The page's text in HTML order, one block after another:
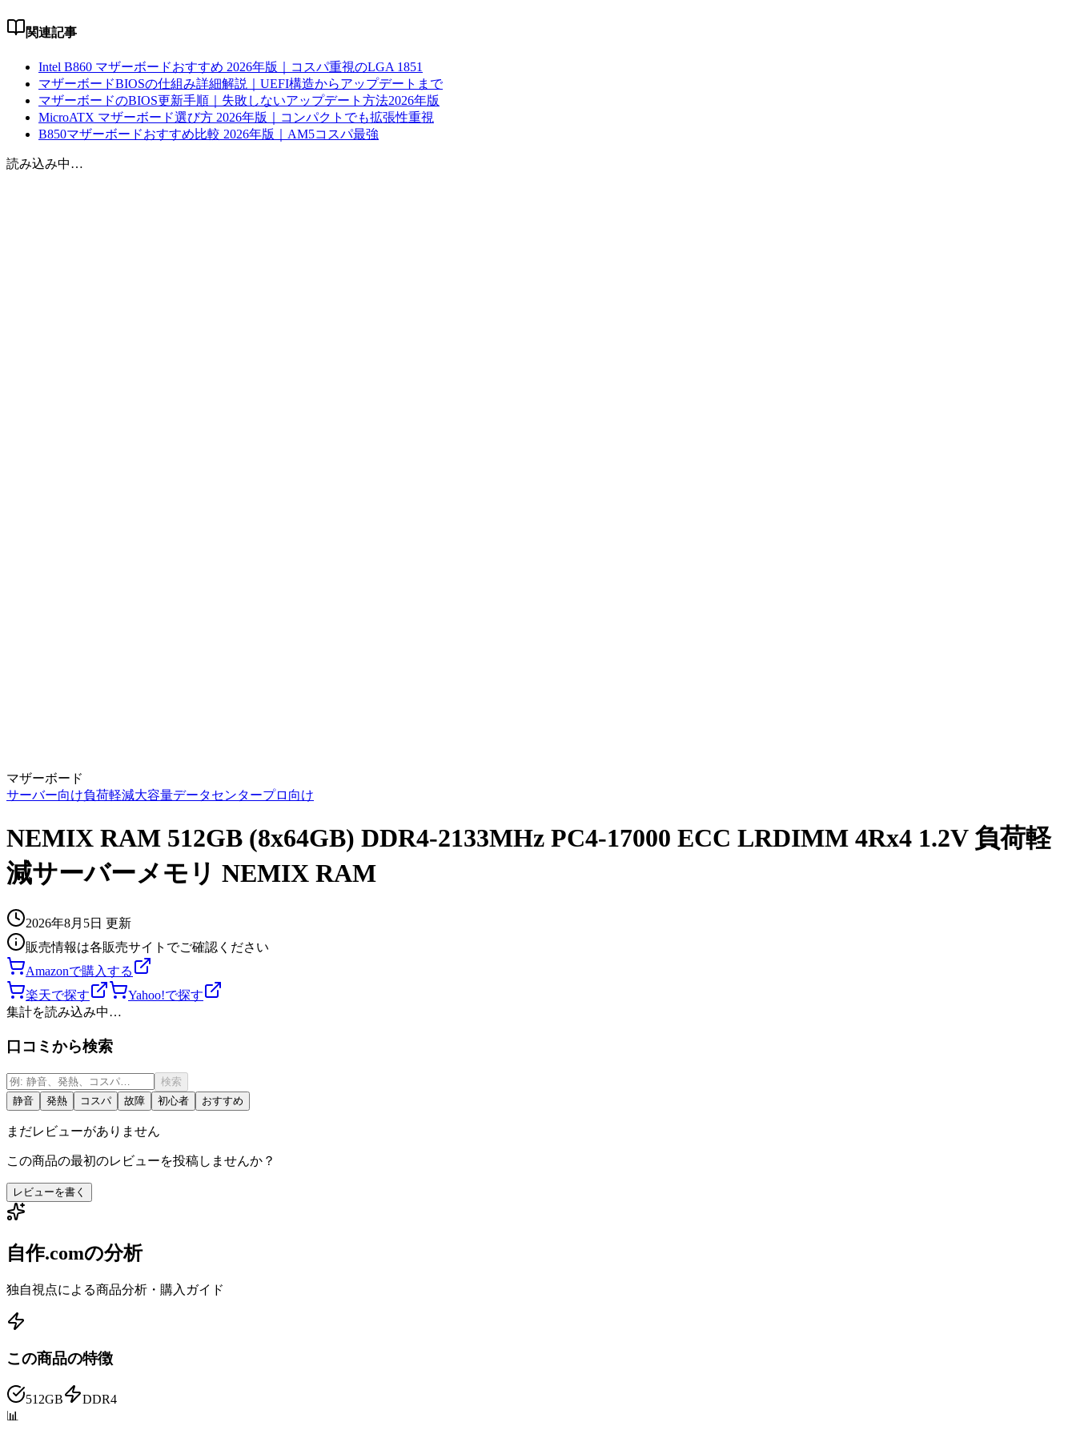
関連記事
Intel B860 マザーボードおすすめ 2026年版｜コスパ重視のLGA 1851
マザーボードBIOSの仕組み詳細解説｜UEFI構造からアップデートまで
マザーボードのBIOS更新手順｜失敗しないアップデート方法2026年版
MicroATX マザーボード選び方 2026年版｜コンパクトでも拡張性重視
B850マザーボードおすすめ比較 2026年版｜AM5コスパ最強
読み込み中…
マザーボード
サーバー向け負荷軽減大容量データセンタープロ向け
NEMIX RAM 512GB (8x64GB) DDR4-2133MHz PC4-17000 ECC LRDIMM 4Rx4 1.2V 負荷軽
減サーバーメモリ NEMIX RAM
2026年8月5日 更新
販売情報は各販売サイトでご確認ください
Amazonで購入する
楽天で探す
Yahoo!で探す
集計を読み込み中…
口コミから検索
検索
静音
発熱 コスパ 故障 初心者 おすすめ
まだレビューがありません
この商品の最初のレビューを投稿しませんか？
レビューを書く
自作.comの分析
独自視点による商品分析・購入ガイド
この商品の特徴
512GB
DDR4
📊